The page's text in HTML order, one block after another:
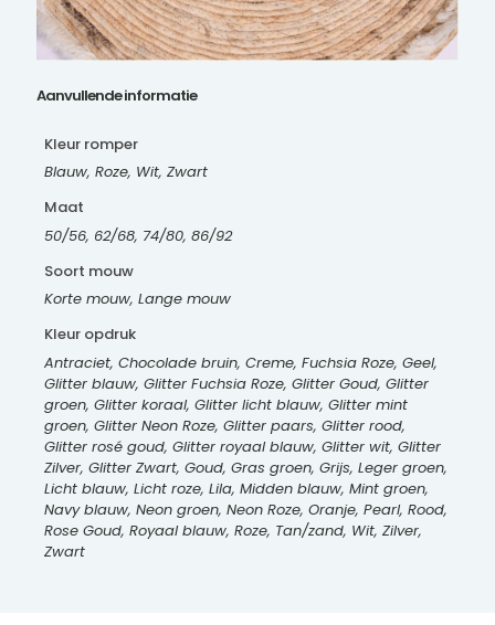
Aanvullende informatie
Kleur romper
Blauw, Roze, Wit, Zwart
Maat
50/56, 62/68, 74/80, 86/92
Soort mouw
Korte mouw, Lange mouw
Kleur opdruk
Antraciet, Chocolade bruin, Creme, Fuchsia Roze, Geel,
Glitter blauw, Glitter Fuchsia Roze, Glitter Goud, Glitter
groen, Glitter koraal, Glitter licht blauw, Glitter mint
groen, Glitter Neon Roze, Glitter paars, Glitter rood,
Glitter rosé goud, Glitter royaal blauw, Glitter wit, Glitter
Zilver, Glitter Zwart, Goud, Gras groen, Grijs, Leger groen,
Licht blauw, Licht roze, Lila, Midden blauw, Mint groen,
Navy blauw, Neon groen, Neon Roze, Oranje, Pearl, Rood,
Rose Goud, Royaal blauw, Roze, Tan/zand, Wit, Zilver,
Zwart